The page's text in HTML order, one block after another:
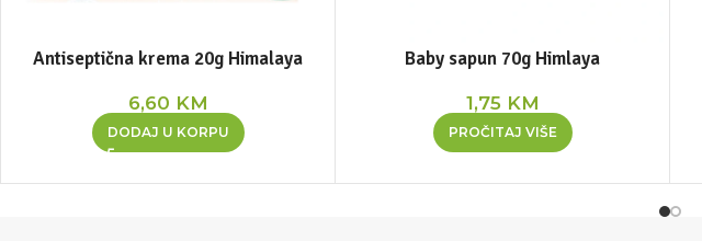
Antiseptična krema 20g Himalaya
6,60 KM
DODAJ U KORPU
Baby sapun 70g Himlaya
1,75 KM
PROČITAJ VIŠE